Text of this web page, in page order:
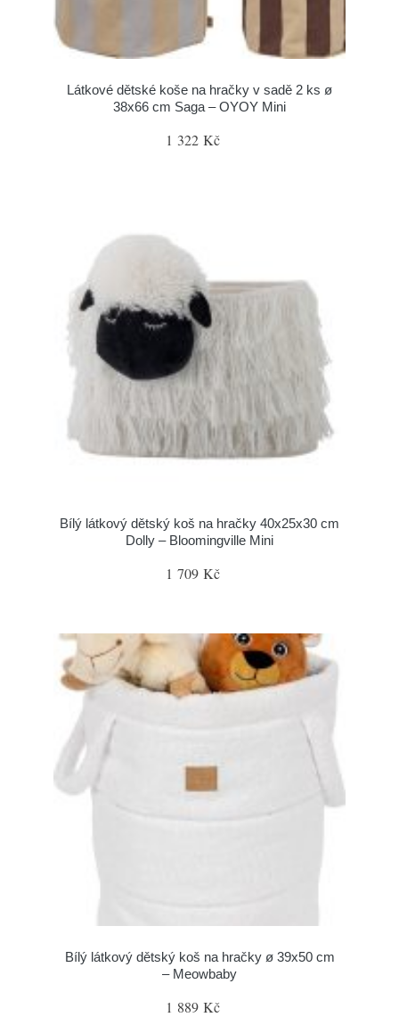
Látkové dětské koše na hračky v sadě 2 ks ø
38x66 cm Saga – OYOY Mini
1 322 Kč
Bílý látkový dětský koš na hračky 40x25x30 cm
Dolly – Bloomingville Mini
1 709 Kč
Bílý látkový dětský koš na hračky ø 39x50 cm
– Meowbaby
1 889 Kč